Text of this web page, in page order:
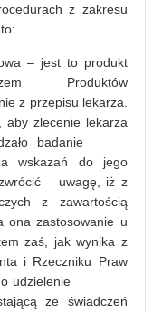
z zakresu
jest to produkt
Produktów
z przepisu lekarza.
aby zlecenie lekarza
badanie
wskazań do jego
zwrócić uwagę, iż z
z zawartością
zastosowanie u
zaś, jak wynika z
Rzeczniku Praw
się o udzielenie
ze świadczeń